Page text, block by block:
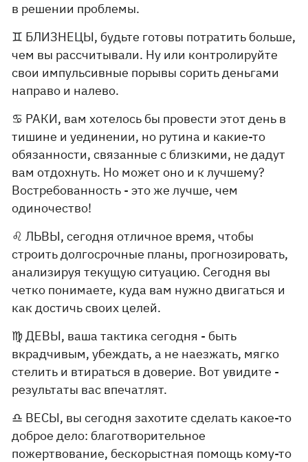
в решении проблемы.
♊️ БЛИЗНЕЦЫ, будьте готовы потратить больше,
чем вы рассчитывали. Ну или контролируйте
свои импульсивные порывы сорить деньгами
направо и налево.
♋️ РАКИ, вам хотелось бы провести этот день в
тишине и уединении, но рутина и какие-то
обязанности, связанные с близкими, не дадут
вам отдохнуть. Но может оно и к лучшему?
Востребованность - это же лучше, чем
одиночество!
♌️ ЛЬВЫ, сегодня отличное время, чтобы
строить долгосрочные планы, прогнозировать,
анализируя текущую ситуацию. Сегодня вы
четко понимаете, куда вам нужно двигаться и
как достичь своих целей.
♍️ ДЕВЫ, ваша тактика сегодня - быть
вкрадчивым, убеждать, а не наезжать, мягко
стелить и втираться в доверие. Вот увидите -
результаты вас впечатлят.
♎️ ВЕСЫ, вы сегодня захотите сделать какое-то
доброе дело: благотворительное
пожертвование, бескорыстная помощь кому-то